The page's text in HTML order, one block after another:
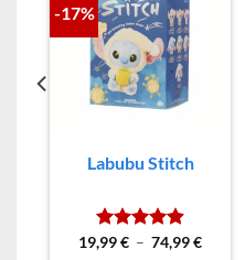
-17%
Labubu Stitch
Note4.88
19,99€ – 74,99€Plage